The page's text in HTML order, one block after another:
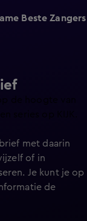
Beste Zangers
met daarin
of in
Je kunt je op
de